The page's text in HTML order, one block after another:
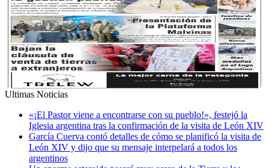
Ultimas Noticias
«¡El Pastor viene a encontrarse con su pueblo!», festejó la
Iglesia argentina tras la confirmación de la visita de León XIV
García Cuerva contó detalles de cómo se planificó la visita de
León XIV y dijo que su mensaje interpelará a todos los
argentinos